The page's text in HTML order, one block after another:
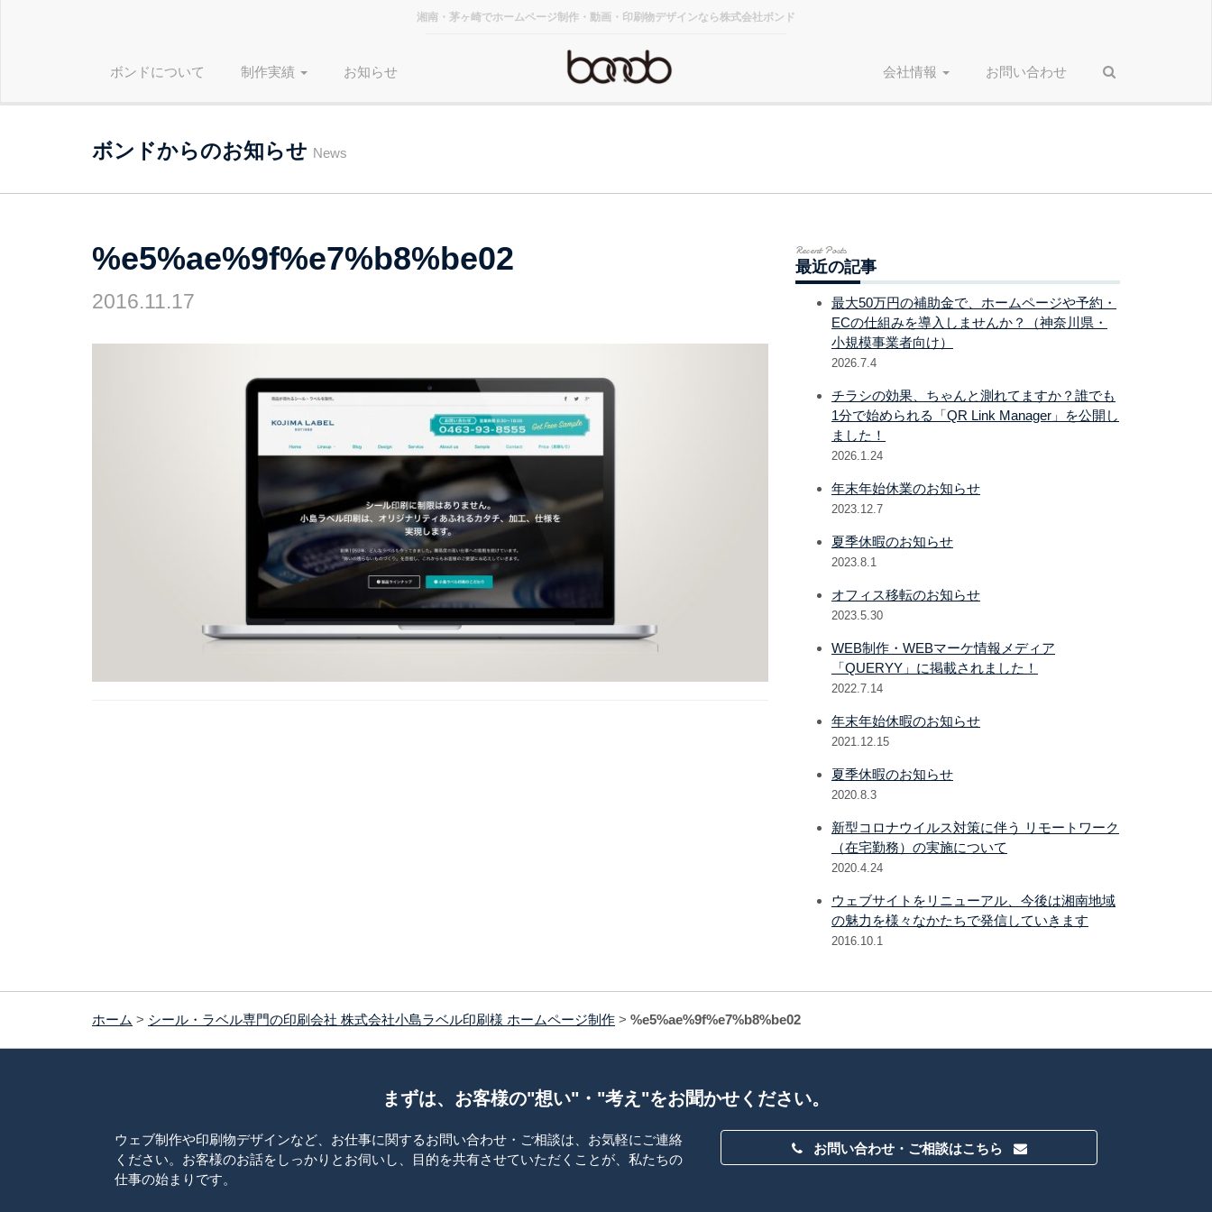
湘南・茅ヶ崎でホームページ制作・動画・印刷物デザインなら株式会社ボンド
ボンドについて 制作実績 お知らせ 会社情報 お問い合わせ
ボンドからのお知らせ News
%e5%ae%9f%e7%b8%be02
2016.11.17
Recent Posts
最近の記事
最大50万円の補助金で、ホームページや予約・
ECの仕組みを導入しませんか？（神奈川県・
小規模事業者向け）
2026.7.4
チラシの効果、ちゃんと測れてますか？誰でも
1分で始められる「QR Link Manager」を公開し
ました！
2026.1.24
年末年始休業のお知らせ
2023.12.7
夏季休暇のお知らせ
2023.8.1
オフィス移転のお知らせ
2023.5.30
WEB制作・WEBマーケ情報メディア
「QUERYY」に掲載されました！
2022.7.14
年末年始休暇のお知らせ
2021.12.15
夏季休暇のお知らせ
2020.8.3
新型コロナウイルス対策に伴う リモートワーク
（在宅勤務）の実施について
2020.4.24
ウェブサイトをリニューアル、今後は湘南地域
の魅力を様々なかたちで発信していきます
2016.10.1
ホーム > シール・ラベル専門の印刷会社 株式会社小島ラベル印刷様 ホームページ制作 > %e5%ae%9f%e7%b8%be02
まずは、お客様の"想い"・"考え"をお聞かせください。
ウェブ制作や印刷物デザインなど、お仕事に関するお問い合わせ・ご相談は、お気軽にご連絡
ください。お客様のお話をしっかりとお伺いし、目的を共有させていただくことが、私たちの
仕事の始まりです。
お問い合わせ・ご相談はこちら